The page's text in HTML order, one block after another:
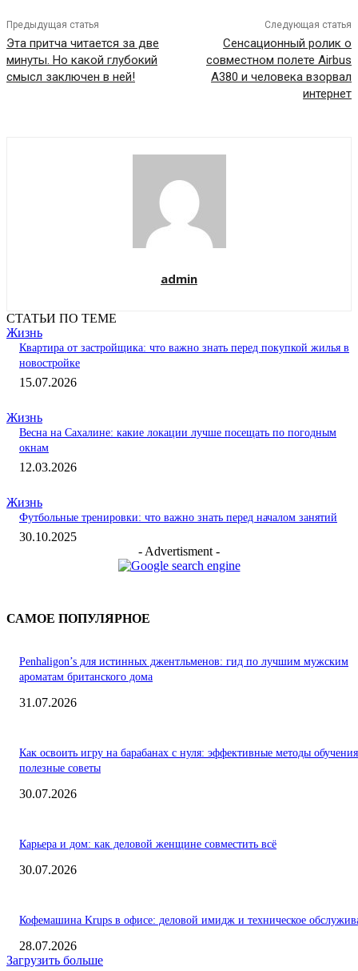
Предыдущая статья
Эта притча читается за две
минуты. Но какой глубокий
смысл заключен в ней!
Следующая статья
Сенсационный ролик о
совместном полете Airbus
A380 и человека взорвал
интернет
admin
СТАТЬИ ПО ТЕМЕ
Жизнь
Квартира от застройщика: что важно знать перед покупкой жилья в
новостройке
15.07.2026
Жизнь
Весна на Сахалине: какие локации лучше посещать по погодным
окнам
12.03.2026
Жизнь
Футбольные тренировки: что важно знать перед началом занятий
30.10.2025
- Advertisment -
САМОЕ ПОПУЛЯРНОЕ
Penhaligon’s для истинных джентльменов: гид по лучшим мужским
ароматам британского дома
31.07.2026
Как освоить игру на барабанах с нуля: эффективные методы
полезные советы
30.07.2026
Карьера и дом: как деловой женщине совместить всё
30.07.2026
Кофемашина Krups в офисе: деловой имидж и техническое
28.07.2026
Загрузить больше